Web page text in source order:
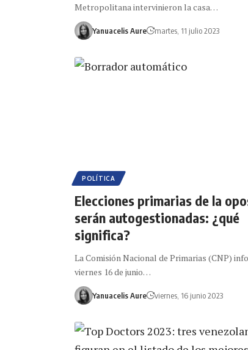
Metropolitana intervinieron la casa…
Yanuacelis Aure martes, 11 julio 2023
POLÍTICA
Elecciones primarias de la
serán autogestionadas: ¿qué
significa?
La Comisión Nacional de Primarias (CNP)
viernes 16 de junio…
Yanuacelis Aure viernes, 16 junio 2023